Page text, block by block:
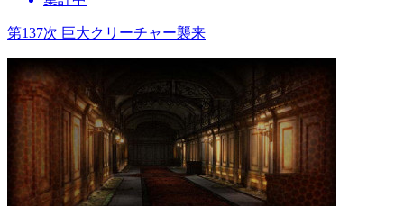
第137次 巨大クリーチャー襲来